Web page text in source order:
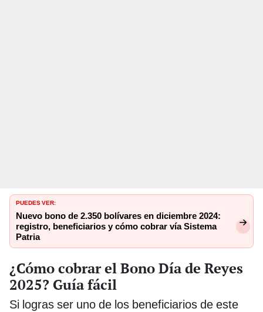
PUEDES VER:
Nuevo bono de 2.350 bolívares en diciembre 2024:
registro, beneficiarios y cómo cobrar vía Sistema
Patria
¿Cómo cobrar el Bono Día de Reyes
2025? Guía fácil
Si logras ser uno de los beneficiarios de este